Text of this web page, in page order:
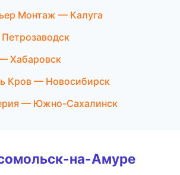
Монтаж — Калуга
Хабаровск
Кров — Новосибирск
— Южно-Сахалинск
на-Амуре